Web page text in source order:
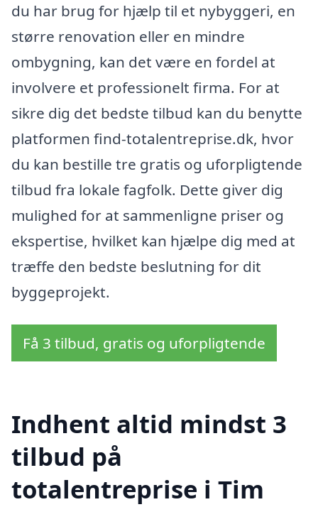
du har brug for hjælp til et nybyggeri, en
større renovation eller en mindre
ombygning, kan det være en fordel at
involvere et professionelt firma. For at
sikre dig det bedste tilbud kan du benytte
platformen find-totalentreprise.dk, hvor
du kan bestille tre gratis og uforpligtende
tilbud fra lokale fagfolk. Dette giver dig
mulighed for at sammenligne priser og
ekspertise, hvilket kan hjælpe dig med at
træffe den bedste beslutning for dit
byggeprojekt.
Få 3 tilbud, gratis og uforpligtende
Indhent altid mindst 3
tilbud på
totalentreprise i Tim